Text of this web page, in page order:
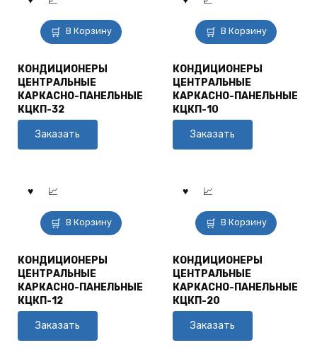
В Корзину
КОНДИЦИОНЕРЫ
ЦЕНТРАЛЬНЫЕ
КАРКАСНО-ПАНЕЛЬНЫЕ
КЦКП-32
Заказать
В Корзину
КОНДИЦИОНЕРЫ
ЦЕНТРАЛЬНЫЕ
КАРКАСНО-ПАНЕЛЬНЫЕ
КЦКП-10
Заказать
В Корзину
КОНДИЦИОНЕРЫ
ЦЕНТРАЛЬНЫЕ
КАРКАСНО-ПАНЕЛЬНЫЕ
КЦКП-12
Заказать
В Корзину
КОНДИЦИОНЕРЫ
ЦЕНТРАЛЬНЫЕ
КАРКАСНО-ПАНЕЛЬНЫЕ
КЦКП-20
Заказать